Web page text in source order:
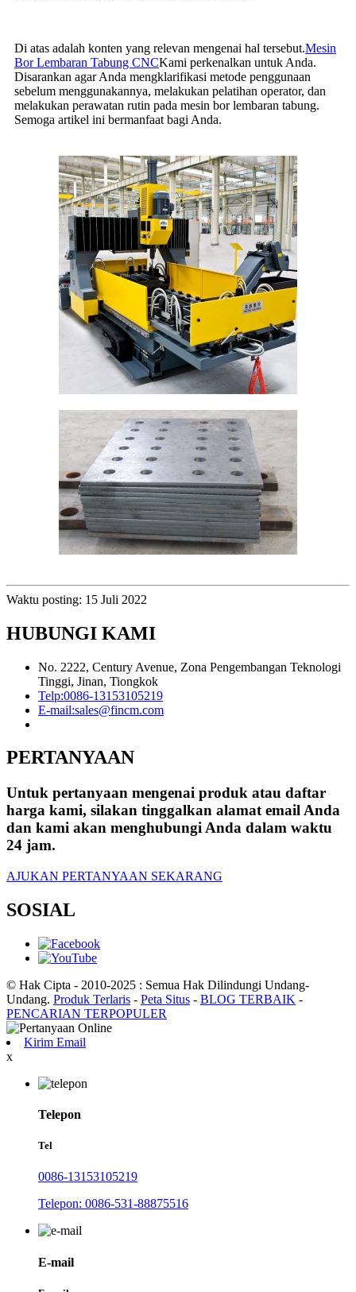
Di atas adalah konten yang relevan mengenai hal tersebut.Mesin
Bor Lembaran Tabung CNCKami perkenalkan untuk Anda.
Disarankan agar Anda mengklarifikasi metode penggunaan
sebelum menggunakannya, melakukan pelatihan operator, dan
melakukan perawatan rutin pada mesin bor lembaran tabung.
Semoga artikel ini bermanfaat bagi Anda.
Waktu posting: 15 Juli 2022
HUBUNGI KAMI
No. 2222, Century Avenue, Zona Pengembangan Teknologi
Tinggi, Jinan, Tiongkok
Telp:0086-13153105219
E-mail:sales@fincm.com
PERTANYAAN
Untuk pertanyaan mengenai produk atau daftar
harga kami, silakan tinggalkan alamat email Anda
dan kami akan menghubungi Anda dalam waktu
24 jam.
AJUKAN PERTANYAAN SEKARANG
SOSIAL
© Hak Cipta - 2010-2025 : Semua Hak Dilindungi Undang-
Undang. Produk Terlaris - Peta Situs - BLOG TERBAIK -
PENCARIAN TERPOPULER
Kirim Email
x
Telepon
Tel
0086-13153105219
Telepon: 0086-531-88875516
E-mail